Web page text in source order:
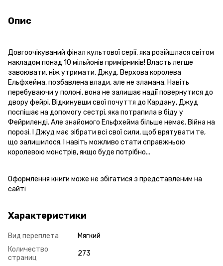
Опис
Довгоочікуваний фінал культової серії, яка розійшлася світом
накладом понад 10 мільйонів примірників! Власть легше
завоювати, ніж утримати. Джуд, Верхова королева
Ельфхейма, позбавлена влади, але не зламана. Навіть
перебуваючи у полоні, вона не залишає надії повернутися до
двору фейрі. Відкинувши свої почуття до Кардану, Джуд
поспішає на допомогу сестрі, яка потрапила в біду у
Фейриленді. Але знайомого Ельфхейма більше немає. Війна на
порозі. І Джуд має зібрати всі свої сили, щоб врятувати те,
що залишилося. І навіть можливо стати справжньою
королевою монстрів, якщо буде потрібно...
Оформлення книги може не збігатися з представленим на
сайті
Характеристики
Вид переплета
Мягкий
Количество
страниц
273